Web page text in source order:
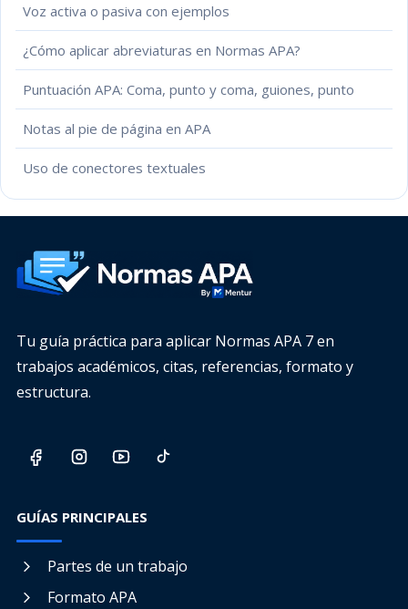
Voz activa o pasiva con ejemplos
¿Cómo aplicar abreviaturas en Normas APA?
Puntuación APA: Coma, punto y coma, guiones, punto
Notas al pie de página en APA
Uso de conectores textuales
Tu guía práctica para aplicar Normas APA 7 en
trabajos académicos, citas, referencias, formato y
estructura.
GUÍAS PRINCIPALES
Partes de un trabajo
Formato APA